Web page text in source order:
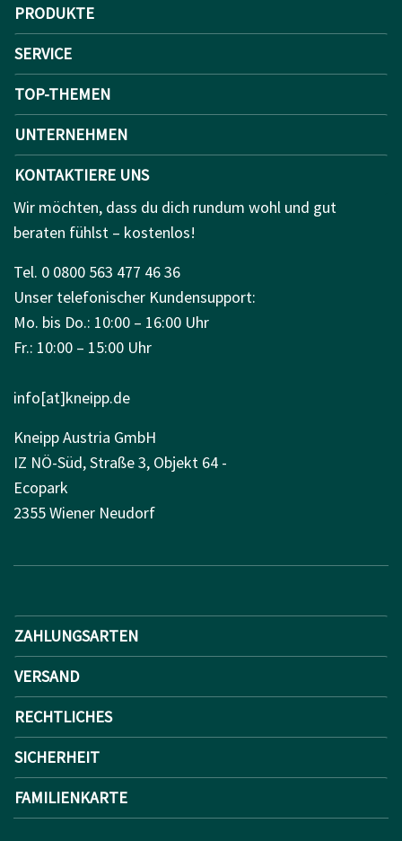
PRODUKTE
SERVICE
TOP-THEMEN
UNTERNEHMEN
KONTAKTIERE UNS
Wir möchten, dass du dich rundum wohl und gut
beraten fühlst – kostenlos!
Tel. 0 0800 563 477 46 36
Unser telefonischer Kundensupport:
Mo. bis Do.: 10:00 – 16:00 Uhr
Fr.: 10:00 – 15:00 Uhr
info[at]kneipp.de
Kneipp Austria GmbH
IZ NÖ-Süd, Straße 3, Objekt 64 -
Ecopark
2355 Wiener Neudorf
ZAHLUNGSARTEN
VERSAND
RECHTLICHES
SICHERHEIT
FAMILIENKARTE